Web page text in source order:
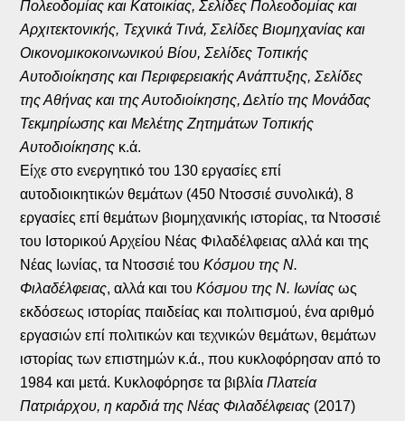
Πολεοδομίας και Κατοικίας, Σελίδες Πολεοδομίας και
Αρχιτεκτονικής, Τεχνικά Τινά, Σελίδες Βιομηχανίας και
Οικονομικοκοινωνικού Βίου, Σελίδες Τοπικής
Αυτοδιοίκησης και Περιφερειακής Ανάπτυξης, Σελίδες
της Αθήνας και της Αυτοδιοίκησης, Δελτίο της Μονάδας
Τεκμηρίωσης και Μελέτης Ζητημάτων Τοπικής
Αυτοδιοίκησης κ.ά.
Είχε στο ενεργητικό του 130 εργασίες επί
αυτοδιοικητικών θεμάτων (450 Ντοσσιέ συνολικά), 8
εργασίες επί θεμάτων βιομηχανικής ιστορίας, τα Ντοσσιέ
του Ιστορικού Αρχείου Νέας Φιλαδέλφειας αλλά και της
Νέας Ιωνίας, τα Ντοσσιέ τουΚόσμου της Ν.
Φιλαδέλφειας, αλλά και τουΚόσμου της Ν. Ιωνίας ως
εκδόσεως ιστορίας παιδείας και πολιτισμού, ένα αριθμό
εργασιών επί πολιτικών και τεχνικών θεμάτων, θεμάτων
ιστορίας των επιστημών κ.ά., που κυκλοφόρησαν από το
1984 και μετά. Κυκλοφόρησε τα βιβλίαΠλατεία
Πατριάρχου, η καρδιά της Νέας Φιλαδέλφειας (2017)